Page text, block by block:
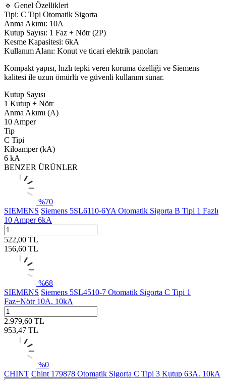
🔹 Genel Özellikleri
Tipi: C Tipi Otomatik Sigorta
Anma Akımı: 10A
Kutup Sayısı: 1 Faz + Nötr (2P)
Kesme Kapasitesi: 6kA
Kullanım Alanı: Konut ve ticari elektrik panoları
Kompakt yapısı, hızlı tepki veren koruma özelliği ve Siemens
kalitesi ile uzun ömürlü ve güvenli kullanım sunar.
Kutup Sayısı
1 Kutup + Nötr
Anma Akımı (A)
10 Amper
Tip
C Tipi
Kiloamper (kA)
6 kA
BENZER ÜRÜNLER
%70
SIEMENS Siemens 5SL6110-6YA Otomatik Sigorta B Tipi 1 Fazlı
10 Amper 6kA
522,00 TL
156,60 TL
%68
SIEMENS Siemens 5SL4510-7 Otomatik Sigorta C Tipi 1
Faz+Nötr 10A. 10kA
2.979,60 TL
953,47 TL
%0
CHINT Chint 179878 Otomatik Sigorta C Tipi 3 Kutup 63A. 10kA